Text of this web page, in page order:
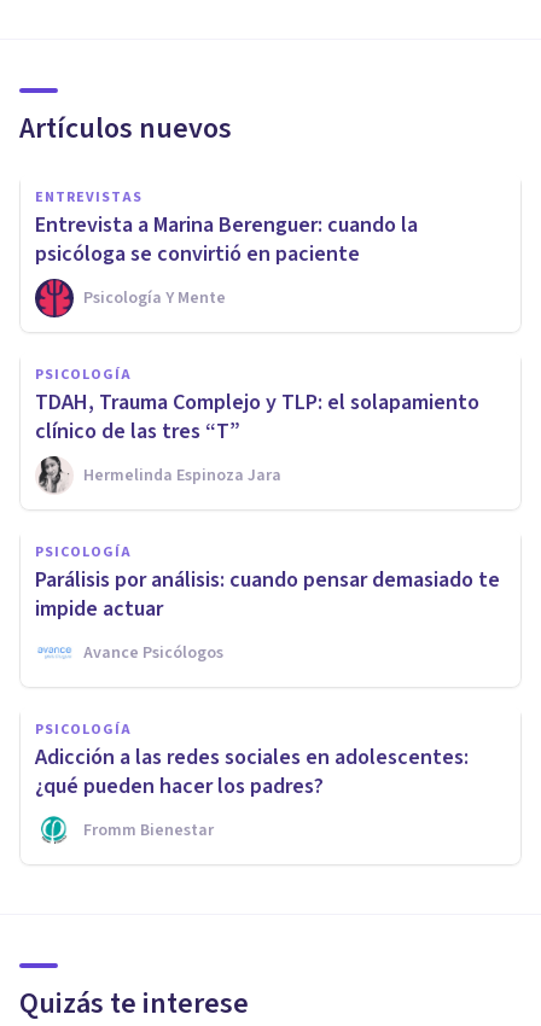
Artículos nuevos
ENTREVISTAS
Entrevista a Marina Berenguer: cuando la
psicóloga se convirtió en paciente
Psicología Y Mente
PSICOLOGÍA
TDAH, Trauma Complejo y TLP: el solapamiento
clínico de las tres “T”
Hermelinda Espinoza Jara
PSICOLOGÍA
Parálisis por análisis: cuando pensar demasiado te
impide actuar
Avance Psicólogos
PSICOLOGÍA
Adicción a las redes sociales en adolescentes:
¿qué pueden hacer los padres?
Fromm Bienestar
Quizás te interese